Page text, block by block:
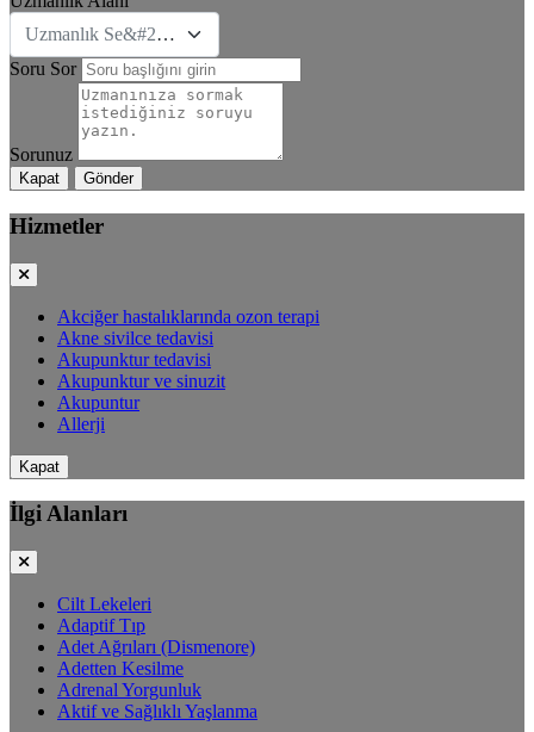
Uzmanlık Se&#231;iniz
Soru Sor
Sorunuz
Kapat Gönder
Hizmetler
Akciğer hastalıklarında ozon terapi
Akne sivilce tedavisi
Akupunktur tedavisi
Akupunktur ve sinuzit
Akupuntur
Allerji
Kapat
İlgi Alanları
Cilt Lekeleri
Adaptif Tıp
Adet Ağrıları (Dismenore)
Adetten Kesilme
Adrenal Yorgunluk
Aktif ve Sağlıklı Yaşlanma